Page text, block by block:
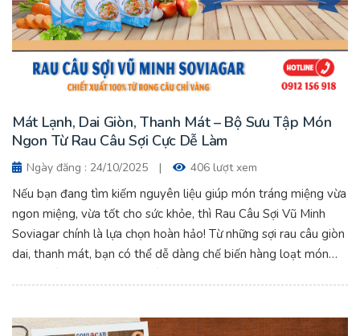
Mát Lạnh, Dai Giòn, Thanh Mát – Bộ Sưu Tập Món
Ngon Từ Rau Câu Sợi Cực Dễ Làm
Ngày đăng : 24/10/2025 | 406 lượt xem
Nếu bạn đang tìm kiếm nguyên liệu giúp món tráng miệng vừa
ngon miệng, vừa tốt cho sức khỏe, thì Rau Câu Sợi Vũ Minh
Soviagar chính là lựa chọn hoàn hảo! Từ những sợi rau câu giòn
dai, thanh mát, bạn có thể dễ dàng chế biến hàng loạt món